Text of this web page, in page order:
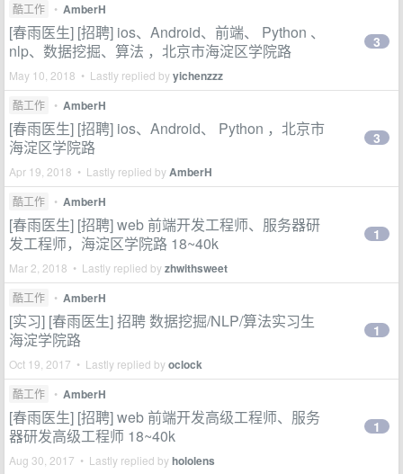
酷工作 • AmberH
[春雨医生] [招聘] ios、Android、前端、 Python 、
nlp、数据挖掘、算法 ，北京市海淀区学院路
May 10, 2018 • Lastly replied byyichenzzz
3
酷工作 • AmberH
[春雨医生] [招聘] ios、Android、 Python ，北京市
海淀区学院路
Apr 19, 2018 • Lastly replied byAmberH
3
酷工作 • AmberH
[春雨医生] [招聘] web 前端开发工程师、服务器研
发工程师，海淀区学院路 18~40k
Mar 2, 2018 • Lastly replied byzhwithsweet
1
酷工作 • AmberH
[实习] [春雨医生] 招聘 数据挖掘/NLP/算法实习生
海淀学院路
Oct 19, 2017 • Lastly replied byoclock
1
酷工作 • AmberH
[春雨医生] [招聘] web 前端开发高级工程师、服务
器研发高级工程师 18~40k
Aug 30, 2017 • Lastly replied byhololens
1